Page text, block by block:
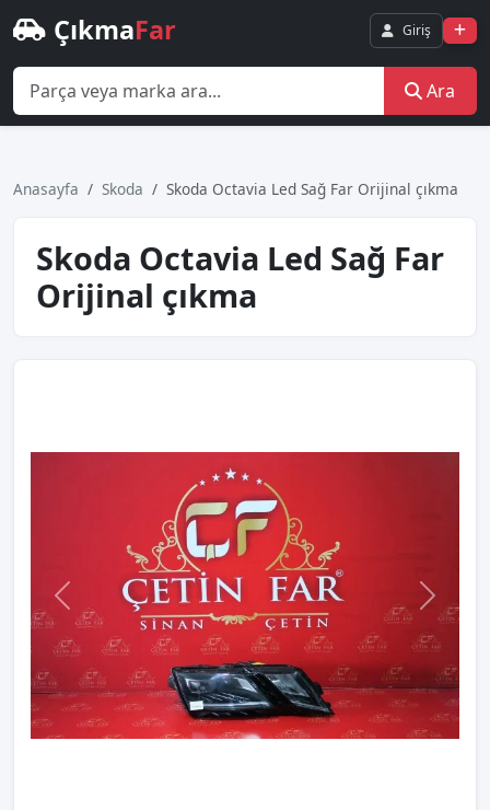
ÇıkmaFar Giriş
Ara
Anasayfa Skoda Skoda Octavia Led Sağ Far Orijinal çıkma
Skoda Octavia Led Sağ Far
Orijinal çıkma